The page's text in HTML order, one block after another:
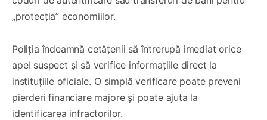
„protecția” economiilor.
Poliția îndeamnă cetățenii să întrerupă imediat orice
apel suspect și să verifice informațiile direct la
instituțiile oficiale. O simplă verificare poate preveni
pierderi financiare majore și poate ajuta la
identificarea infractorilor.